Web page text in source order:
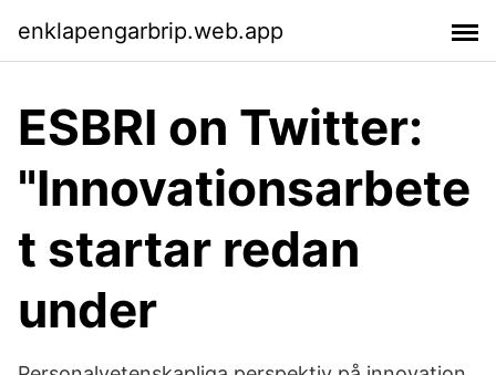
enklapengarbrip.web.app
ESBRI on Twitter:
"Innovationsarbete
t startar redan
under